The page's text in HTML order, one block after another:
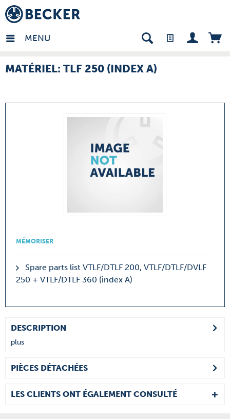
MENU
- FR
MATÉRIEL: TLF 250 (INDEX A)
MÉMORISER
Spare parts list VTLF/DTLF 200, VTLF/DTLF/DVLF
250 + VTLF/DTLF 360 (index A)
DESCRIPTION
plus
PIÈCES DÉTACHÉES
LES CLIENTS ONT ÉGALEMENT CONSULTÉ